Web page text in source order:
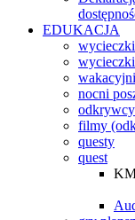
EDUKACJA
wycieczki
nocni
filmy
questy
quest